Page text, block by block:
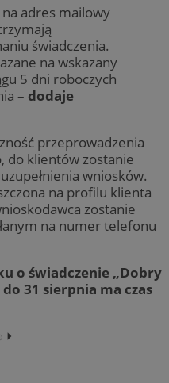
adres mailowy
świadczenia.
na wskazany
5 dni roboczych
– dodaje
przeprowadzenia
do klientów zostanie
wniosków.
na profilu klienta
zostanie
na numer telefonu
o świadczenie „Dobry
31 sierpnia ma czas
⏵︎